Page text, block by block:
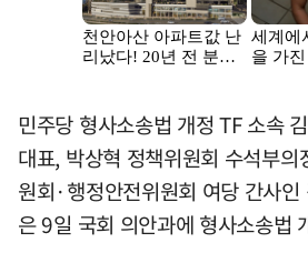
민주당 형사소송법 개정 TF 소속
대표, 박상혁 정책위원회 수석부의
원회·행정안전위원회 여당 간사
은 9일 국회 의안과에 형사소송법